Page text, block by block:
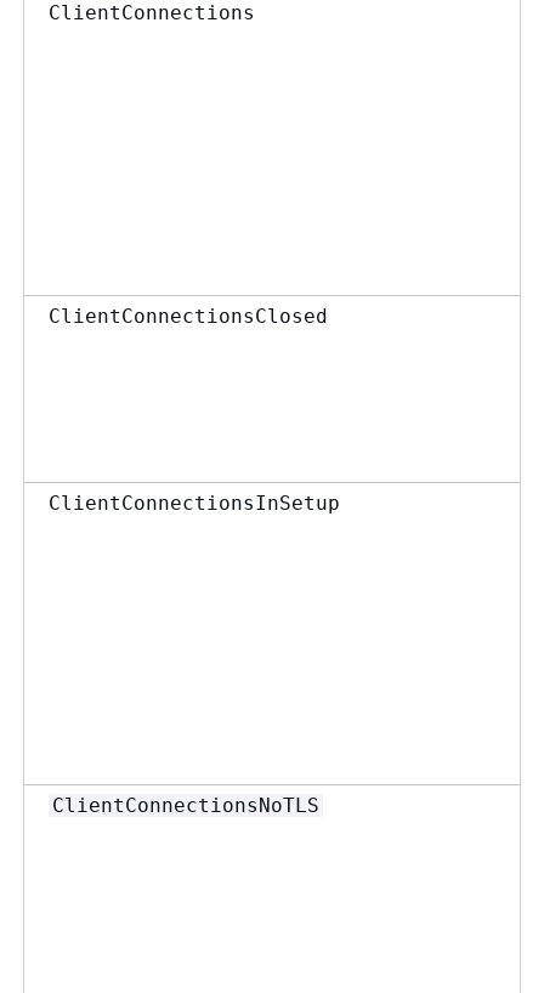
ClientConnections
ClientConnectionsClosed
ClientConnectionsInSetup
ClientConnectionsNoTLS